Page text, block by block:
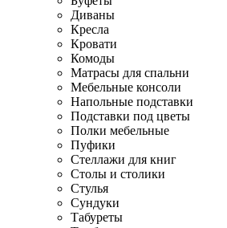
Диваны
Кресла
Кровати
Комоды
Матрасы для спальни
Мебельные консоли
Напольные подставки
Подставки под цветы
Полки мебельные
Пуфики
Стеллажи для книг
Столы и столики
Стулья
Сундуки
Табуреты